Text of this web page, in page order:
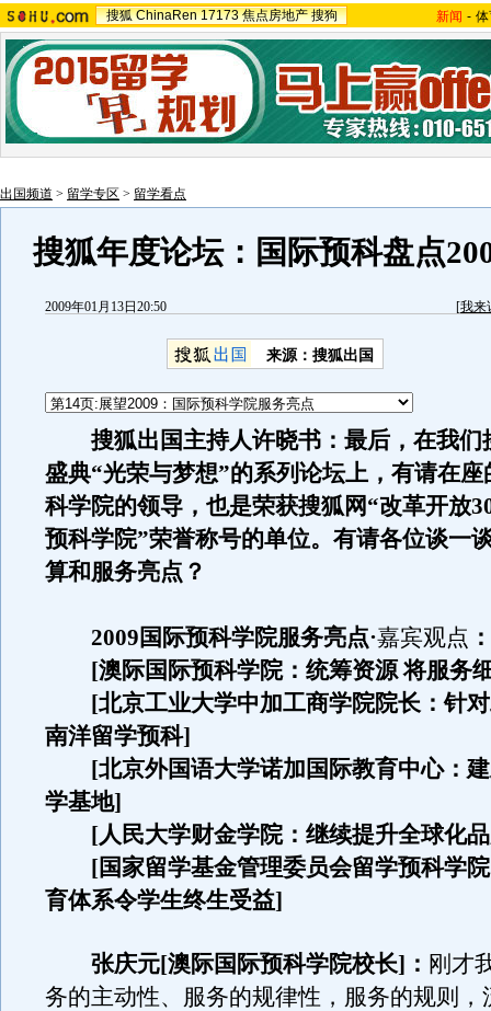
搜狐 ChinaRen 17173 焦点房地产 搜狗 新闻 -
出国频道 > 留学专区 > 留学看点
搜狐年度论坛：国际预科盘点
2009年01月13日20:50 [我来
来源： 搜狐出国
搜狐出国主持人许晓书：最后，在我们
盛典“光荣与梦想”的系列论坛上，有请在
科学院的领导，也是荣获搜狐网“改革开放
预科学院”荣誉称号的单位。有请各位谈一
算和服务亮点？
2009国际预科学院服务亮点·嘉宾观点 ：
[澳际国际预科学院：统筹资源 将服务
[北京工业大学中加工商学院院长：针对
南洋留学预科]
[北京外国语大学诺加国际教育中心：建
学基地]
[人民大学财金学院：继续提升全球化
[国家留学基金管理委员会留学预科学院
育体系令学生终生受益]
张庆元[澳际国际预科学院校长]： 刚才
务的主动性、服务的规律性，服务的规则，